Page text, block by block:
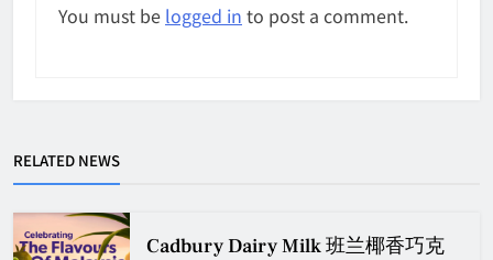
You must be logged in to post a comment.
RELATED NEWS
Cadbury Dairy Milk 班兰椰香巧克